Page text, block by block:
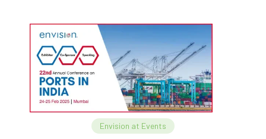
Envision at Events